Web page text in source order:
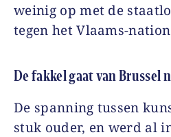
weinig op met de
tegen het Vlaams-
De fakkel gaat van Brussel
De spanning tussen
stuk ouder, en werd al